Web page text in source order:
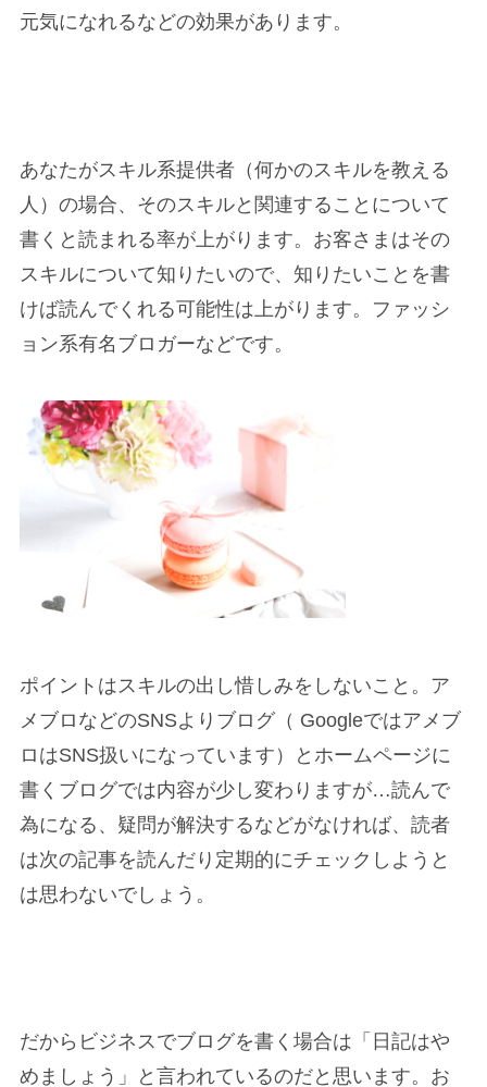
元気になれるなどの効果があります。
あなたがスキル系提供者（何かのスキルを教える
人）の場合、そのスキルと関連することについて
書くと読まれる率が上がります。お客さまはその
スキルについて知りたいので、知りたいことを書
けば読んでくれる可能性は上がります。ファッシ
ョン系有名ブロガーなどです。
ポイントは スキルの出し惜しみをしないこと。ア
メブロなどのSNSよりブログ（ Googleではアメブ
ロはSNS扱いになっています）とホームページに
書くブログでは内容が少し変わりますが…読んで
為になる、疑問が解決するなどがなければ、読者
は次の記事を読んだり定期的にチェックしようと
は思わないでしょう。
だからビジネスでブログを書く場合は「日記はや
めましょう」と言われているのだと思います。 お